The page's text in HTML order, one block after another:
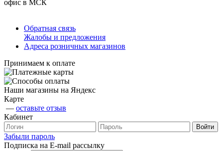
офис в МСК
Обратная связь
Жалобы и предложения
Адреса розничных магазинов
Принимаем к оплате
Наши магазины на Яндекс
Карте
— оставьте отзыв
Кабинет
Забыли пароль
Подписка на E-mail рассылку